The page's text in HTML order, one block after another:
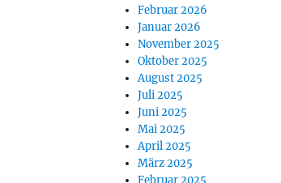
Februar 2026
Januar 2026
November 2025
Oktober 2025
August 2025
Juli 2025
Juni 2025
Mai 2025
April 2025
März 2025
Februar 2025